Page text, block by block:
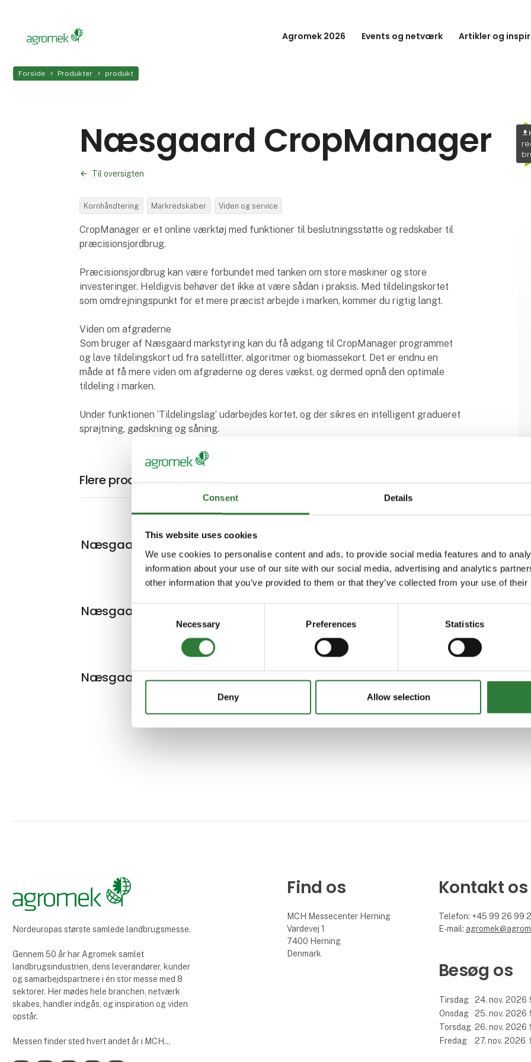
Consent Details
This website uses cookies
We use cookies to personalise content and ads, to provide social media features and to
information about your use of our site with our social media, advertising and analytics
other information that you’ve provided to them or that they’ve collected from your use of
Consent
Necessary Preferences Statistics
Deny Allow selection
Agromek 2026 Events og netværk Artikler og
Forside Produkter produkt
Næsgaard CropManager
Til oversigten
Kornhåndtering Markredskaber Viden og service
CropManager er et online værktøj med funktioner til beslutningsstøtte og redskaber til
præcisionsjordbrug.
Præcisionsjordbrug kan være forbundet med tanken om store maskiner og store
investeringer. Heldigvis behøver det ikke at være sådan i praksis. Med tildelingskortet
som omdrejningspunkt for et mere præcist arbejde i marken, kommer du rigtig langt.
Viden om afgrøderne
Som bruger af Næsgaard markstyring kan du få adgang til CropManager programmet
og lave tildelingskort ud fra satellitter, algoritmer og biomassekort. Det er endnu en
måde at få mere viden om afgrøderne og deres vækst, og dermed opnå den optimale
tildeling i marken.
Under funktionen ’Tildelingslag’ udarbejdes kortet, og der sikres en intelligent gradueret
sprøjtning, gødskning og såning.
Flere produkter fra Datalogisk A/S
Næsgaard SOIL
Næsgaard MARKKORT
Næsgaard MOBILE Næsgaard filkonvertering
download
Nordeuropas største samlede landbrugsmesse.
Gennem 50 år har Agromek samlet
landbrugsindustrien, dens leverandører, kunder
og samarbejdspartnere i én stor messe med 8
sektorer. Her mødes hele branchen, netværk
skabes, handler indgås, og inspiration og viden
opstår.
Messen finder sted hvert andet år i MCH
Find os
MCH Messecenter Herning
Vardevej 1
7400 Herning
Denmark
Kontakt os
Telefon: +45 99 26 99
E-mail:
Besøg os
Tirsdag 24. nov. 2026
Onsdag
25. nov. 2026
Torsdag 26. nov. 2026
Fredag
27. nov. 2026